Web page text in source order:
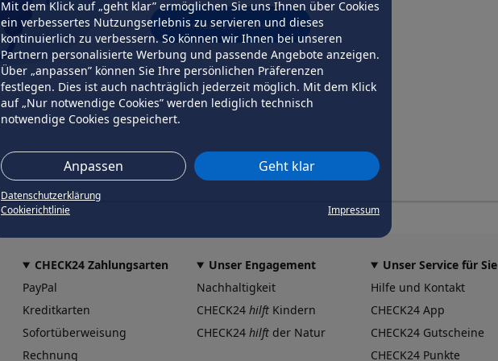
Mit dem Klick auf „geht klar” ermöglichen Sie uns Ihnen über Cookies
ein verbessertes Nutzungserlebnis zu servieren und dieses
kontinuierlich zu verbessern. So können wir Ihnen bei unseren
Partnern personalisierte Werbung und passende Angebote anzeigen.
Über „anpassen” können Sie Ihre persönlichen Präferenzen
festlegen. Dies ist auch nachträglich jederzeit möglich. Mit dem Klick
auf „Nur notwendige Cookies” werden lediglich technisch
notwendige Cookies gespeichert.
Anpassen Geht klar
Datenschutzerklärung
Cookierichtlinie
Impressum
erneut versuchen
CHECK24 Zahlungsarten
PayPal
Kreditkarten
Sofortüberweisung
Rechnung
Unser Engagement
Nachhaltigkeit
CHECK24 hilft Kindern
CHECK24 hilft der Natur
Unser Service für Sie
Hilfe und Kontakt
CHECK24 App
CHECK24 Gutscheine
CHECK24 Punkte